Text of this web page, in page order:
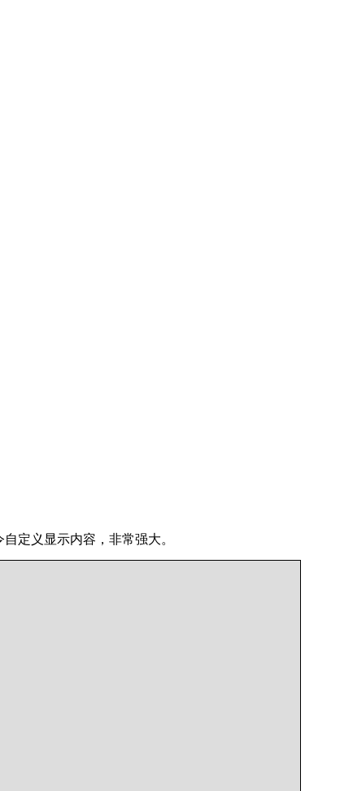
定义显示内容，非常强大。